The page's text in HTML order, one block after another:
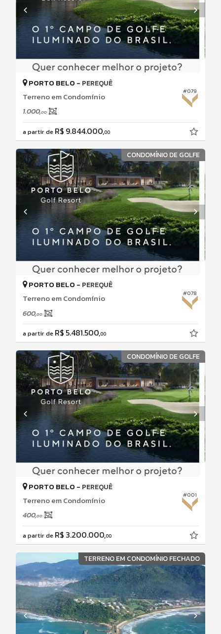
#079
PORTO BELO - PEREQUÊ
Terreno em Condomínio
1.000,00
a partir de R$ 9.844.000,00
CONDOMÍNIO DE GOLFE
#078
PORTO BELO - PEREQUÊ
Terreno em Condomínio
600,00
a partir de R$ 5.481.500,00
CONDOMÍNIO DE GOLFE
#001
PORTO BELO - PEREQUÊ
Terreno em Condomínio
400,00
a partir de R$ 3.200.000,00
TERRENO EM CONDOMÍNIO FECHADO